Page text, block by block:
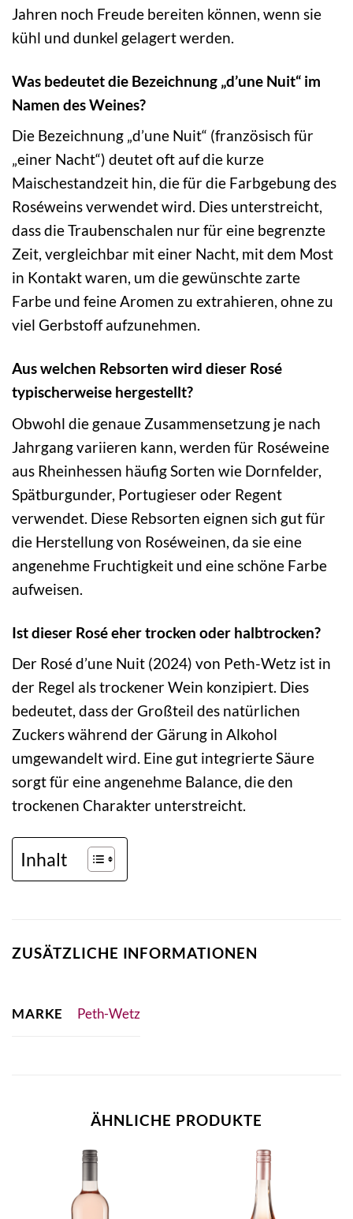
Jahren noch Freude bereiten können, wenn sie
kühl und dunkel gelagert werden.
Was bedeutet die Bezeichnung „d’une Nuit“ im
Namen des Weines?
Die Bezeichnung „d’une Nuit“ (französisch für
„einer Nacht“) deutet oft auf die kurze
Maischestandzeit hin, die für die Farbgebung des
Roséweins verwendet wird. Dies unterstreicht,
dass die Traubenschalen nur für eine begrenzte
Zeit, vergleichbar mit einer Nacht, mit dem Most
in Kontakt waren, um die gewünschte zarte
Farbe und feine Aromen zu extrahieren, ohne zu
viel Gerbstoff aufzunehmen.
Aus welchen Rebsorten wird dieser Rosé
typischerweise hergestellt?
Obwohl die genaue Zusammensetzung je nach
Jahrgang variieren kann, werden für Roséweine
aus Rheinhessen häufig Sorten wie Dornfelder,
Spätburgunder, Portugieser oder Regent
verwendet. Diese Rebsorten eignen sich gut für
die Herstellung von Roséweinen, da sie eine
angenehme Fruchtigkeit und eine schöne Farbe
aufweisen.
Ist dieser Rosé eher trocken oder halbtrocken?
Der Rosé d’une Nuit (2024) von Peth-Wetz ist in
der Regel als trockener Wein konzipiert. Dies
bedeutet, dass der Großteil des natürlichen
Zuckers während der Gärung in Alkohol
umgewandelt wird. Eine gut integrierte Säure
sorgt für eine angenehme Balance, die den
trockenen Charakter unterstreicht.
Inhalt
ZUSÄTZLICHE INFORMATIONEN
MARKE Peth-Wetz
ÄHNLICHE PRODUKTE